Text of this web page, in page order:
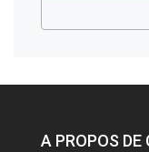
A PROPOS